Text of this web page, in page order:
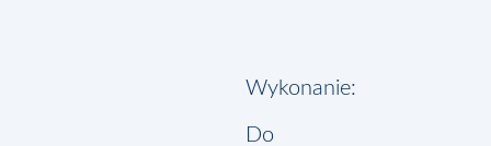
Wykonanie:
Do